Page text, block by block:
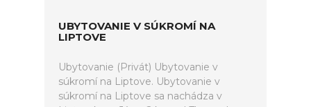
UBYTOVANIE V SÚKROMÍ NA
LIPTOVE
Ubytovanie (Privát) Ubytovanie v
súkromí na Liptove. Ubytovanie v
súkromí na Liptove sa nachádza v